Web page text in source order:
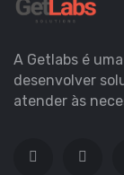
A Getlabs é
desenvolver
atender às